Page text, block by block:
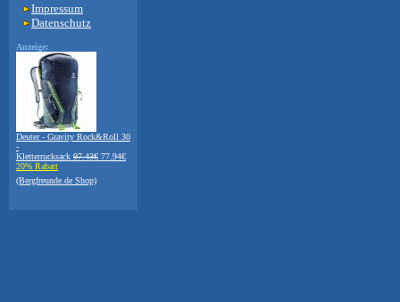
Impressum
Datenschutz
Anzeige:
Deuter - Gravity Rock&Roll 30
-
Kletterrucksack 97.43€ 77.94€
20% Rabatt
(Bergfreunde.de Shop)